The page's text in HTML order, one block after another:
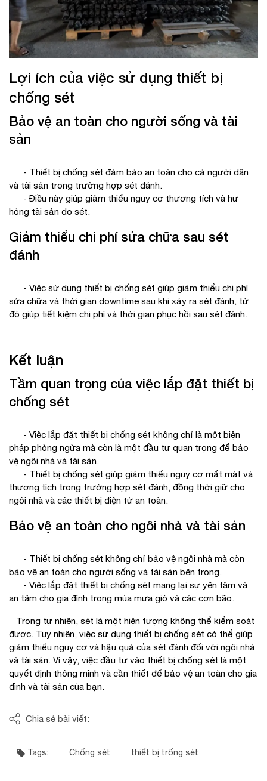
Lợi ích của việc sử dụng thiết bị
chống sét
Bảo vệ an toàn cho người sống và tài
sản
- Thiết bị chống sét đảm bảo an toàn cho cả người dân
và tài sản trong trường hợp sét đánh.
- Điều này giúp giảm thiểu nguy cơ thương tích và hư
hỏng tài sản do sét.
Giảm thiểu chi phí sửa chữa sau sét
đánh
- Việc sử dụng thiết bị chống sét giúp giảm thiểu chi phí
sửa chữa và thời gian downtime sau khi xảy ra sét đánh, từ
đó giúp tiết kiệm chi phí và thời gian phục hồi sau sét đánh.
Kết luận
Tầm quan trọng của việc lắp đặt thiết bị
chống sét
- Việc lắp đặt thiết bị chống sét không chỉ là một biện
pháp phòng ngừa mà còn là một đầu tư quan trọng để bảo
vệ ngôi nhà và tài sản.
- Thiết bị chống sét giúp giảm thiểu nguy cơ mất mát và
thương tích trong trường hợp sét đánh, đồng thời giữ cho
ngôi nhà và các thiết bị điện tử an toàn.
Bảo vệ an toàn cho ngôi nhà và tài sản
- Thiết bị chống sét không chỉ bảo vệ ngôi nhà mà còn
bảo vệ an toàn cho người sống và tài sản bên trong.
- Việc lắp đặt thiết bị chống sét mang lại sự yên tâm và
an tâm cho gia đình trong mùa mưa gió và các cơn bão.
Trong tự nhiên, sét là một hiện tượng không thể kiểm soát
được. Tuy nhiên, việc sử dụng thiết bị chống sét có thể giúp
giảm thiểu nguy cơ và hậu quả của sét đánh đối với ngôi nhà
và tài sản. Vì vậy, việc đầu tư vào thiết bị chống sét là một
quyết định thông minh và cần thiết để bảo vệ an toàn cho gia
đình và tài sản của bạn.
Chia sẻ bài viết:
Tags: Chống sét thiết bị trống sét